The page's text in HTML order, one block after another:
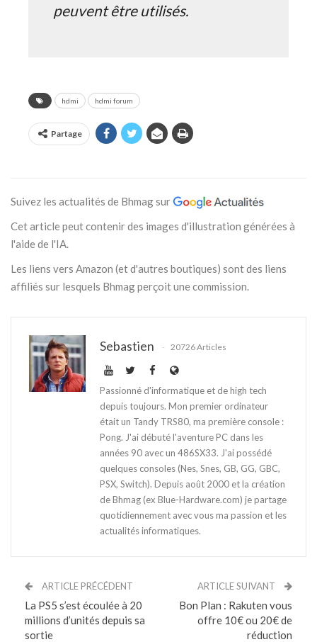
peuvent être utilisés.
hdmi hdmi forum
Partage
Suivez les actualités de Bhmag sur
Cet article peut contenir des images d'illustration générées à
l'aide de l'IA.
Les liens vers Amazon (et d'autres boutiques) sont des liens
affiliés sur lesquels Bhmag perçoit une commission.
Sebastien 20726 Articles
Passionné d'informatique et de high tech
depuis toujours. Mon premier ordinateur
était un Tandy TRS80, ma première console :
Pong. J'ai débuté l'aventure PC dans les
années 90 avec un 486SX33. J'ai possédé
quelques consoles (Nes, Snes, GB, GG, GBC,
PSX, Switch). Depuis août 2000 et la création
de Bhmag (ex Blue-Hardware.com) je partage
quotidiennement avec vous ma passion et les
actualités informatiques.
ARTICLE PRÉCÉDENT
La PS5 s’est écoulée à 20
millions d’unités depuis sa
sortie
ARTICLE SUIVANT
Bon Plan : Rakuten vous
offre 10€ ou 20€ de
réduction